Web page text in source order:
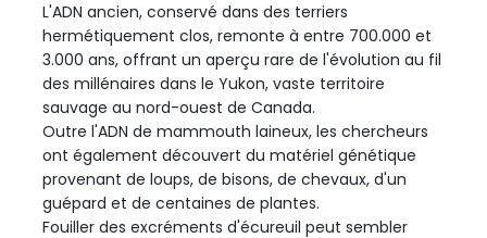
L'ADN ancien, conservé dans des terriers
hermétiquement clos, remonte à entre 700.000 et
3.000 ans, offrant un aperçu rare de l'évolution au fil
des millénaires dans le Yukon, vaste territoire
sauvage au nord-ouest de Canada.
Outre l'ADN de mammouth laineux, les chercheurs
ont également découvert du matériel génétique
provenant de loups, de bisons, de chevaux, d'un
guépard et de centaines de plantes.
Fouiller des excréments d'écureuil peut sembler